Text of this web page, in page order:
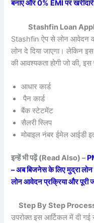
बनाएं और 0% EMI पर
Stashfin Loan
Stashfin ऐप से लोन आवेदन
लोन दे दिया जाएगा। लेकिन
की आवश्यकता होगी जो की,
आधार कार्ड
पैन कार्ड
बैंक स्टेटमेंट
सैलरी स्लिप
मोबाइल नंबर ईमेल आईडी
इन्हें भी पढ़ें (Read Also) –
– अब बिजनेस के लिए मुद्रा
लोन आवेदन प्रक्रिया और पूरी
Step By Step
उपरोक्त इस आर्टिकल में दी गई